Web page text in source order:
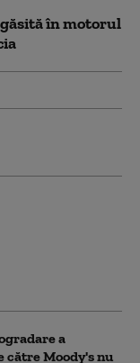
găsită în motorul
a
către Moody's nu